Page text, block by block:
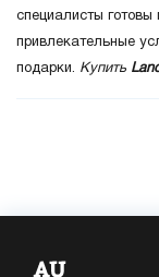
специалисты
привлекательные
подарки. Купить